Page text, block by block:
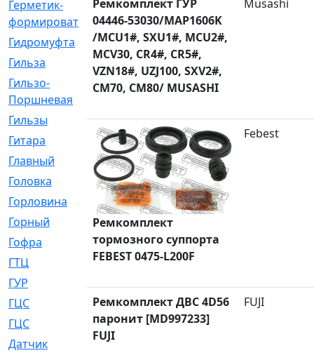
Герметик-
формирователь
[3]
Гидромуфта
[47]
Гильза
[56]
Гильзо-
Поршневая
[13]
Гильзы
[259]
Гитара
[7]
Главный
[29]
Головка
[28]
Горловина
[14]
Горный
[1]
Гофра
[86]
ГТЦ
[96]
ГУР
[34]
ГЦC
[6]
ГЦС
[74]
Датчик
Ремкомплект ГУР
04446-53030/MAP1606K
/MCU1#, SXU1#, MCU2#,
MCV30, CR4#, CR5#,
VZN18#, UZJ100, SXV2#,
CM70, CM80/ MUSASHI
Musashi
Ремкомплект
тормозного суппорта
FEBEST 0475-L200F
Febest
Ремкомплект ДВС 4D56
паронит [MD997233]
FUJI
FUJI